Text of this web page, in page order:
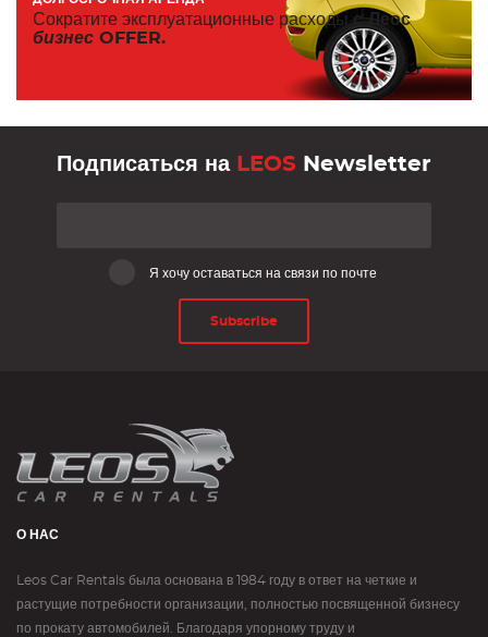
Сократите эксплуатационные расходы с Леос
бизнес OFFER.
Подписаться на LEOS Newsletter
Я хочу оставаться на связи по почте
Subscribe
О НАС
Leos Car Rentals была основана в 1984 году в ответ на четкие и
растущие потребности организации, полностью посвященной бизнесу
по прокату автомобилей. Благодаря упорному труду и